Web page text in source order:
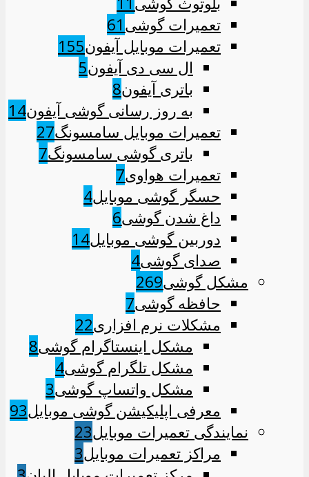
تعمیرات گوشی61
تعمیرات موبایل آیفون155
ال سی دی آیفون5
باتری آیفون8
به روز رسانی گوشی آیفون14
تعمیرات موبایل سامسونگ27
باتری گوشی سامسونگ7
تعمیرات هواوی7
حسگر گوشی موبایل4
داغ شدن گوشی6
دوربین گوشی موبایل14
صدای گوشی4
مشکل گوشی269
حافظه گوشی7
مشکلات نرم افزاری22
مشکل اینستاگرام گوشی8
مشکل تلگرام گوشی4
مشکل واتساپ گوشی3
معرفی اپلیکیشن گوشی موبایل93
نمایندگی تعمیرات موبایل23
مراکز تعمیرات موبایل3